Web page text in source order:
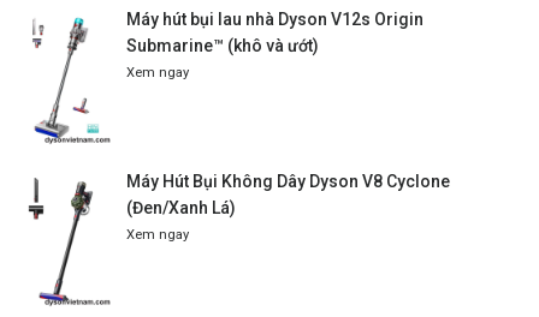
Máy hút bụi lau nhà Dyson V12s Origin
Submarine™ (khô và ướt)
Xem ngay
Máy Hút Bụi Không Dây Dyson V8 Cyclone
(Đen/Xanh Lá)
Xem ngay